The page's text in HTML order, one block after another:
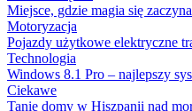
Miejsce, gdzie magia się
Motoryzacja
Pojazdy użytkowe elektryczne
Technologia
Windows 8.1 Pro – najlepszy
Ciekawe
Tanie domy w Hiszpanii nad